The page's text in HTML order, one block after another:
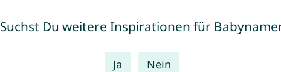
Suchst Du weitere Inspirationen für
Ja Nein